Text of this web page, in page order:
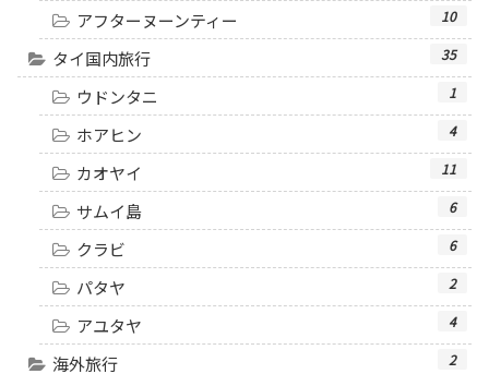
アフターヌーンティー 10
タイ国内旅行 35
ウドンタニ 1
ホアヒン 4
カオヤイ 11
サムイ島 6
クラビ 6
パタヤ 2
アユタヤ 4
海外旅行 2